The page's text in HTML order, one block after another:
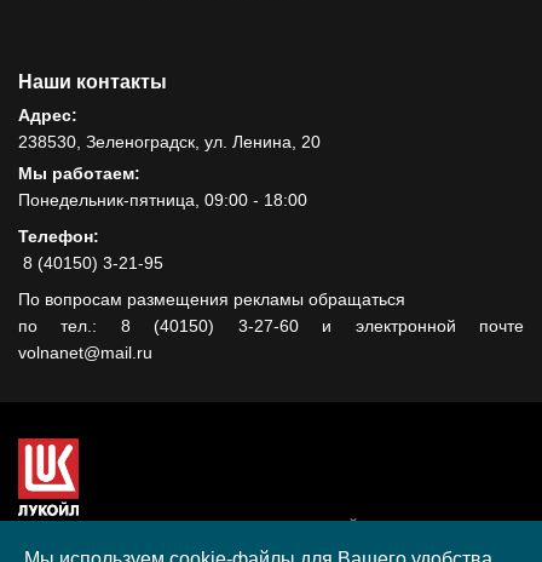
Наши контакты
Адрес:
238530, Зеленоградск, ул. Ленина, 20
Мы работаем:
Понедельник-пятница, 09:00 - 18:00
Телефон:
8 (40150) 3-21-95
По вопросам размещения рекламы обращаться
по тел.: 8 (40150) 3-27-60 и электронной почте
volnanet@mail.ru
гранта, полученного в рамках XIII Конкурса социальных и